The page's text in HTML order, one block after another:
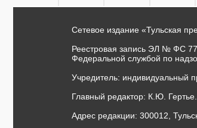
Сетевое издание «Тульская
Реестровая запись ЭЛ № ФС
Федеральной службой по
Учредитель: индивидуальный
Главный редактор: К.Ю. Гертье.
Адрес редакции: 300012,